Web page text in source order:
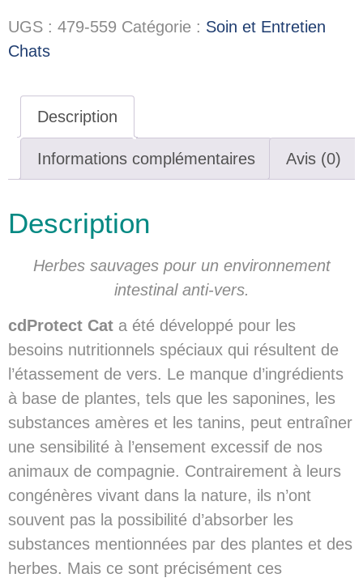
UGS : 479-559 Catégorie : Soin et Entretien
Chats
Description
Informations complémentaires Avis (0)
Description
Herbes sauvages pour un environnement
intestinal anti-vers.
cdProtect Cat a été développé pour les
besoins nutritionnels spéciaux qui résultent de
l’étassement de vers. Le manque d’ingrédients
à base de plantes, tels que les saponines, les
substances amères et les tanins, peut entraîner
une sensibilité à l’ensement excessif de nos
animaux de compagnie. Contrairement à leurs
congénères vivant dans la nature, ils n’ont
souvent pas la possibilité d’absorber les
substances mentionnées par des plantes et des
herbes. Mais ce sont précisément ces